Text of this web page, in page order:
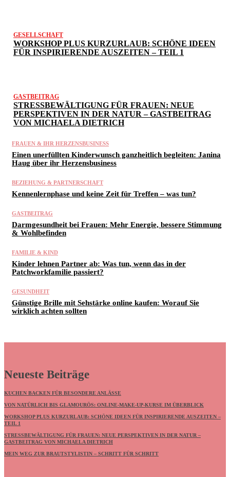
GESELLSCHAFT
WORKSHOP PLUS KURZURLAUB: SCHÖNE IDEEN
FÜR INSPIRIERENDE AUSZEITEN – TEIL 1
GASTBEITRAG
STRESSBEWÄLTIGUNG FÜR FRAUEN: NEUE
PERSPEKTIVEN IN DER NATUR – GASTBEITRAG
VON MICHAELA DIETRICH
FRAUEN & IHR HERZENSBUSINESS
Einen unerfüllten Kinderwunsch ganzheitlich begleiten: Janina
Haug über ihr Herzensbusiness
BEZIEHUNG & PARTNERSCHAFT
Kennenlernphase und keine Zeit für Treffen – was tun?
GASTBEITRAG
Darmgesundheit bei Frauen: Mehr Energie, bessere Stimmung
& Wohlbefinden
FAMILIE & KIND
Kinder lehnen Partner ab: Was tun, wenn das in der
Patchworkfamilie passiert?
GESUNDHEIT
Günstige Brille mit Sehstärke online kaufen: Worauf Sie
wirklich achten sollten
Neueste Beiträge
KUCHEN BACKEN FÜR BESONDERE ANLÄSSE
VON NATÜRLICH BIS GLAMOURÖS: ONLINE-MAKE-UP-KURSE IM ÜBERBLICK
WORKSHOP PLUS KURZURLAUB: SCHÖNE IDEEN FÜR INSPIRIERENDE AUSZEITEN –
TEIL 1
STRESSBEWÄLTIGUNG FÜR FRAUEN: NEUE PERSPEKTIVEN IN DER NATUR –
GASTBEITRAG VON MICHAELA DIETRICH
MEIN WEG ZUR BRAUTSTYLISTIN – SCHRITT FÜR SCHRITT